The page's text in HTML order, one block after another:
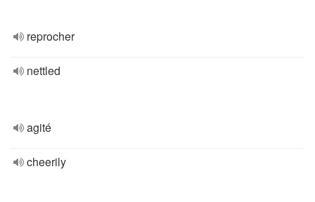
reprocher
nettled
agité
cheerily